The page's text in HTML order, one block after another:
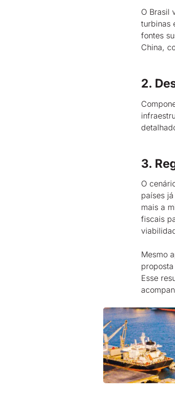
O Brasil
turbinas
fontes
China,
2.
3.
O
países
mais a
fiscais
Mesmo
Esse